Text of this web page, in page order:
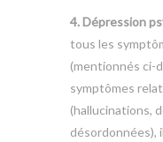
4. Dépression
tous les
(mentionnés ci-
symptômes
(hallucinations,
désordonnées),